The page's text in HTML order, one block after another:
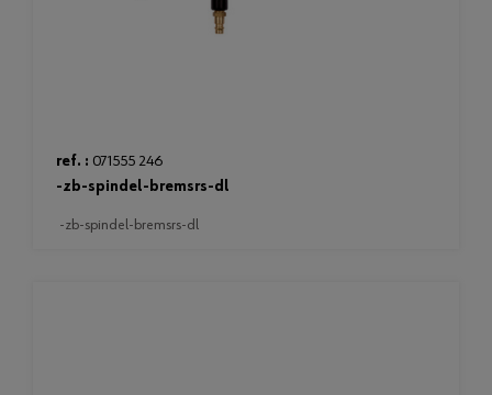
ref. : 071555 246
-zb-spindel-bremsrs-dl
-zb-spindel-bremsrs-dl